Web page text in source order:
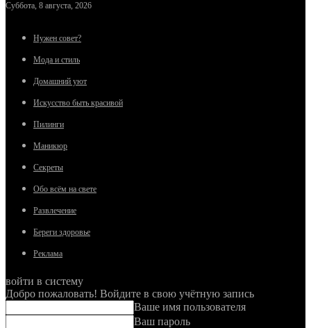
Суббота, 8 августа, 2026
Нужен совет?
Мода и стиль
Домашний уют
Искусство быть красивой
Пилинги
Маникюр
Секреты
Обо всём на свете
Развлечение
Береги здоровье
Реклама
войти в систему
Добро пожаловать! Войдите в свою учётную запись
Ваше имя пользователя
Ваш пароль